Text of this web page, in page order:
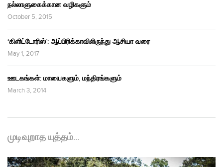
நல்லாளுகைக்கான வழிகளும்
October 5, 2015
‘கிளிட்டோரிஸ்’: ஆப்பிரிக்காவிலிருந்து ஆசியா வரை
May 1, 2017
ஊடகங்கள்: மாயைகளும், மந்திரங்களும்
March 3, 2014
முடிவுறாத யுத்தம்…